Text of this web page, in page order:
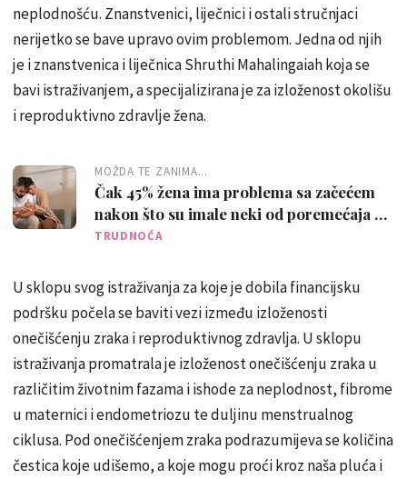
neplodnošću. Znanstvenici, liječnici i ostali stručnjaci
nerijetko se bave upravo ovim problemom. Jedna od njih
je i znanstvenica i liječnica Shruthi Mahalingaiah koja se
bavi istraživanjem, a specijalizirana je za izloženost okolišu
i reproduktivno zdravlje žena.
MOŽDA TE ZANIMA...
Čak 45% žena ima problema sa začećem
nakon što su imale neki od poremećaja u
hranjenju
TRUDNOĆA
U sklopu svog istraživanja za koje je dobila financijsku
podršku počela se baviti vezi između izloženosti
onečišćenju zraka i reproduktivnog zdravlja. U sklopu
istraživanja promatrala je izloženost onečišćenju zraka u
različitim životnim fazama i ishode za neplodnost, fibrome
u maternici i endometriozu te duljinu menstrualnog
ciklusa. Pod onečišćenjem zraka podrazumijeva se količina
čestica koje udišemo, a koje mogu proći kroz naša pluća i